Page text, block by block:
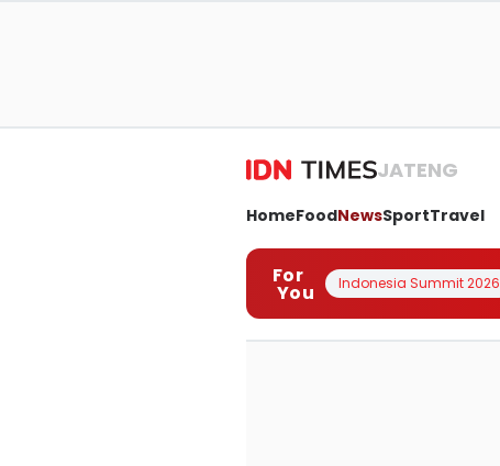
JATENG
HomeFoodNewsSportTravel
For
You Indonesia Summit 2026